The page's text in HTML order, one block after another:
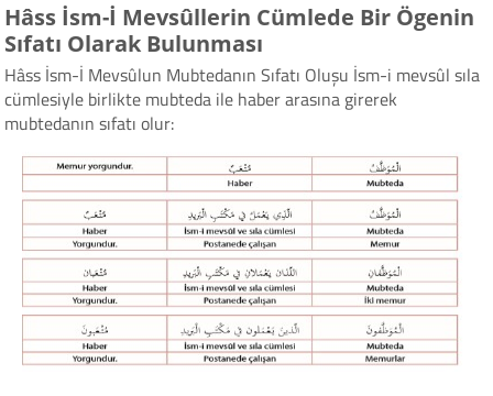
Hâss İsm-İ Mevsûllerin Cümlede Bir Ögenin
Sıfatı Olarak Bulunması
Hâss İsm-İ Mevsûlun Mubtedanın Sıfatı Oluşu İsm-i mevsûl sıla
cümlesiyle birlikte mubteda ile haber arasına girerek
mubtedanın sıfatı olur: